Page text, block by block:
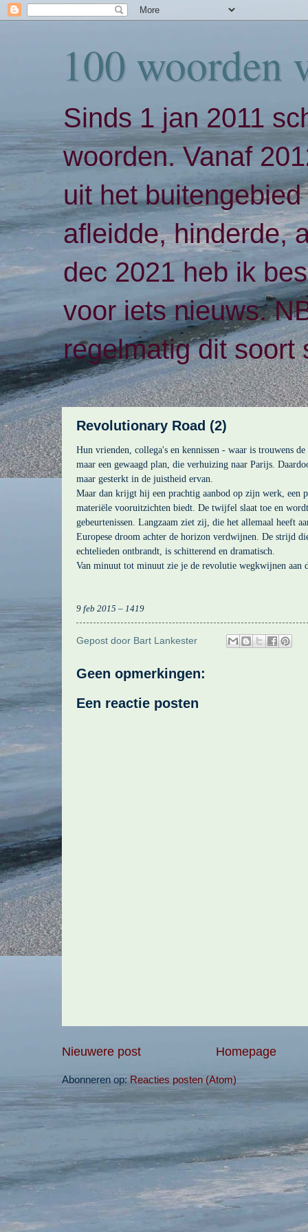
100 woorden
Sinds 1 jan 2011
woorden. Vanaf
uit het
afleidde, hinderde,
dec 2021 heb ik
voor iets nieuws.
regelmatig dit soort
Revolutionary Road (2)
Hun vrienden, collega's en kennissen - waar is trouwens
maar een gewaagd plan, die verhuizing naar Parijs.
maar gesterkt in de juistheid ervan.
Maar dan krijgt hij een prachtig aanbod op zijn werk, een
materiële vooruitzichten biedt. De twijfel slaat toe en
gebeurtenissen. Langzaam ziet zij, die het allemaal heeft
Europese droom achter de horizon verdwijnen. De strijd
echtelieden ontbrandt, is schitterend en dramatisch.
Van minuut tot minuut zie je de revolutie wegkwijnen aan
9 feb 2015 – 1419
Gepost door Bart Lankester
Geen opmerkingen:
Een reactie posten
Nieuwere post Homepage
Abonneren op: Reacties posten (Atom)